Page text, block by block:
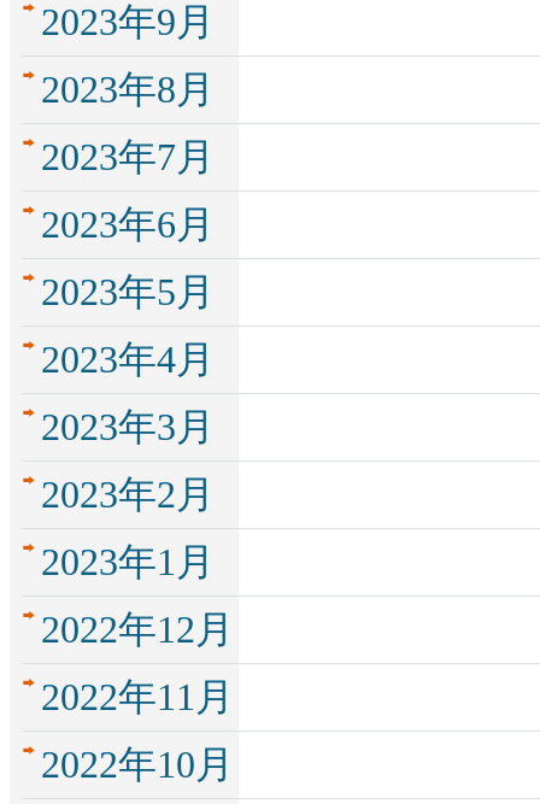
2023年9月
2023年8月
2023年7月
2023年6月
2023年5月
2023年4月
2023年3月
2023年2月
2023年1月
2022年12月
2022年11月
2022年10月